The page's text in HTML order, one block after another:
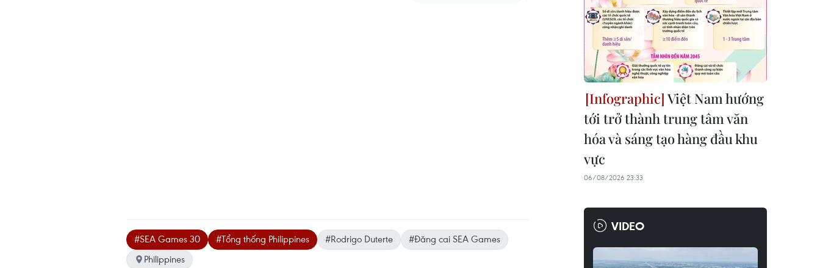
#SEA Games 30 #Tổng thống Philippines #Rodrigo Duterte
#Đăng cai SEA Games
Philippines
Việt Nam hướng
tới trở thành trung tâm văn
hóa và sáng tạo hàng đầu khu
vực
06/08/2026 23:33
VIDEO